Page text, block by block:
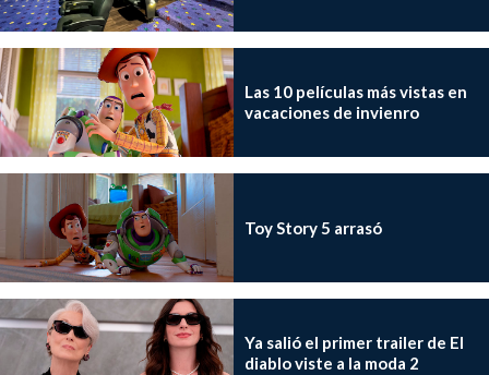
Las 10 películas más vistas en
vacaciones de invienro
Toy Story 5 arrasó
Ya salió el primer trailer de El
diablo viste a la moda 2